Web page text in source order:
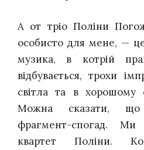
А от тріо Поліни
особисто для мене, —
музика, в котрій
відбувається, трохи
світла та в хорошому
Можна сказати,
фрагмент-спогад. Ми
квартет Поліни.